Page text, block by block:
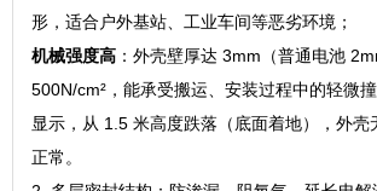
形，适合户外基站、工业车间等恶劣环境；
机械强度高 ：外壳壁厚达 3mm（普通电池
500N/cm²，能承受搬运、安装过程中的轻微
显示，从 1.5 米高度跌落（底面着地），外壳
正常。